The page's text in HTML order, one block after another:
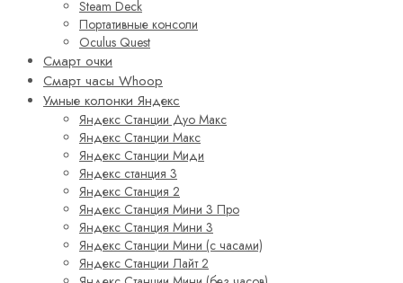
Steam Deck
Портативные консоли
Oculus Quest
Смарт очки
Смарт часы Whoop
Умные колонки Яндекс
Яндекс Станции Дуо Макс
Яндекс Станции Макс
Яндекс Станции Миди
Яндекс станция 3
Яндекс Станция 2
Яндекс Станция Мини 3 Про
Яндекс Станция Мини 3
Яндекс Станции Мини (с часами)
Яндекс Станции Лайт 2